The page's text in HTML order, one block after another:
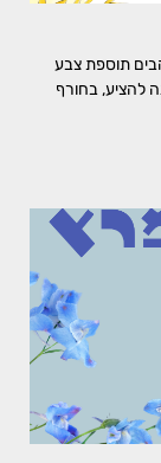
תוספת צבע
להציע, בחורף